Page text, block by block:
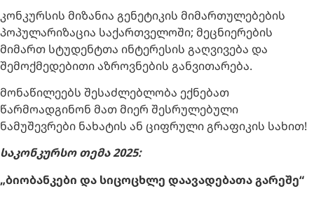
კონკურსის მიზანია გენეტიკის მიმართულებების
პოპულარიზაცია საქართველოში; მეცნიერების
მიმართ სტუდენტთა ინტერესის გაღვივება და
შემოქმედებითი აზროვნების განვითარება.
მონაწილეებს შესაძლებლობა ექნებათ
წარმოადგინონ მათ მიერ შესრულებული
ნამუშევრები ნახატის ან ციფრული გრაფიკის სახით!
საკონკურსო თემა 2025:
„ბიობანკები და სიცოცხლე დაავადებათა გარეშე“